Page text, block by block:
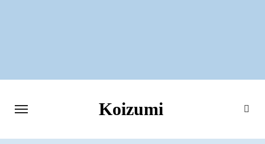
Koizumi